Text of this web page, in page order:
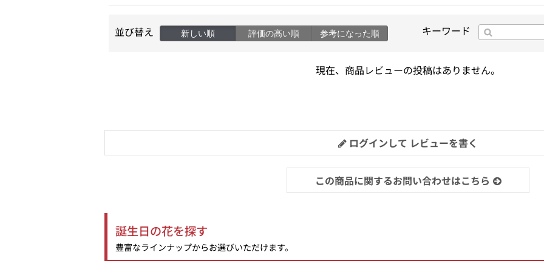
並び替え 新しい順 評価の高い順 参考になった順 キーワード
現在、商品レビューの投稿はありません。
ログインして レビューを書く
この商品に関するお問い合わせはこちら
誕生日の花を探す
豊富なラインナップからお選びいただけます。